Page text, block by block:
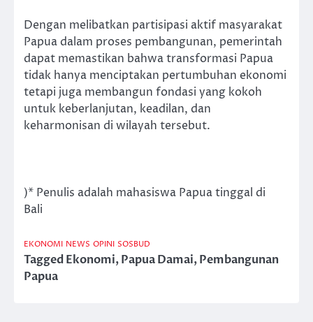
Dengan melibatkan partisipasi aktif masyarakat
Papua dalam proses pembangunan, pemerintah
dapat memastikan bahwa transformasi Papua
tidak hanya menciptakan pertumbuhan ekonomi
tetapi juga membangun fondasi yang kokoh
untuk keberlanjutan, keadilan, dan
keharmonisan di wilayah tersebut.
)* Penulis adalah mahasiswa Papua tinggal di
Bali
EKONOMI NEWS OPINI SOSBUD
TaggedEkonomi,Papua Damai,Pembangunan
Papua